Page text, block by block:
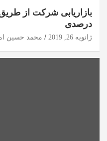
بازاریابی شرکت از
درصدی
ژانویه 26, 2019 محمد حسین